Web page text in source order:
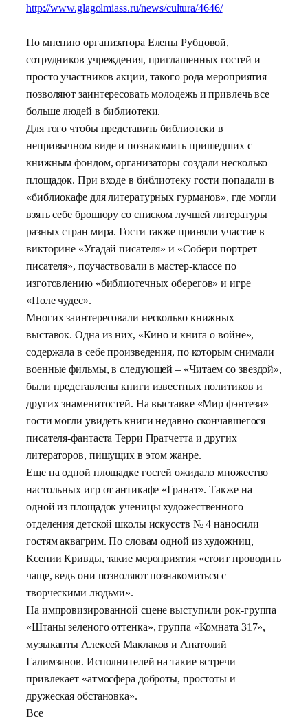
http://www.glagolmiass.ru/news/cultura/4646/
По мнению организатора Елены Рубцовой,
сотрудников учреждения, приглашенных гостей и
просто участников акции, такого рода мероприятия
позволяют заинтересовать молодежь и привлечь все
больше людей в библиотеки.
Для того чтобы представить библиотеки в
непривычном виде и познакомить пришедших с
книжным фондом, организаторы создали несколько
площадок. При входе в библиотеку гости попадали в
«библиокафе для литературных гурманов», где могли
взять себе брошюру со списком лучшей литературы
разных стран мира. Гости также приняли участие в
викторине «Угадай писателя» и «Собери портрет
писателя», поучаствовали в мастер-классе по
изготовлению «библиотечных оберегов» и игре
«Поле чудес».
Многих заинтересовали несколько книжных
выставок. Одна из них, «Кино и книга о войне»,
содержала в себе произведения, по которым снимали
военные фильмы, в следующей– «Читаем со звездой»,
были представлены книги известных политиков и
других знаменитостей. На выставке «Мир фэнтези»
гости могли увидеть книги недавно скончавшегося
писателя-фантаста Терри Пратчетта и других
литераторов, пишущих в этом жанре.
Еще на одной площадке гостей ожидало множество
настольных игр от антикафе «Гранат». Также на
одной из площадок ученицы художественного
отделения детской школы искусств № 4 наносили
гостям аквагрим. По словам одной из художниц,
Ксении Кривды, такие мероприятия «стоит проводить
чаще, ведь они позволяют познакомиться с
творческими людьми».
На импровизированной сцене выступили рок-группа
«Штаны зеленого оттенка», группа «Комната 317»,
музыканты Алексей Маклаков и Анатолий
Галимзянов. Исполнителей на такие встречи
привлекает «атмосфера доброты, простоты и
дружеская обстановка».
Все